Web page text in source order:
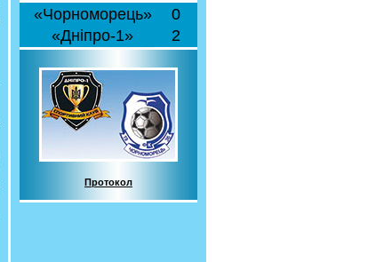
«Чорноморець»
0
«Дніпро-1»
2
Протокол